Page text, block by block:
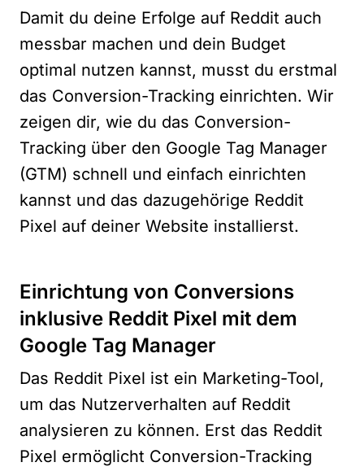
Damit du deine Erfolge auf Reddit auch
messbar machen und dein Budget
optimal nutzen kannst, musst du erstmal
das Conversion-Tracking einrichten. Wir
zeigen dir, wie du das Conversion-
Tracking über den Google Tag Manager
(GTM) schnell und einfach einrichten
kannst und das dazugehörige Reddit
Pixel auf deiner Website installierst.
Einrichtung von Conversions
inklusive Reddit Pixel mit dem
Google Tag Manager
Das Reddit Pixel ist ein Marketing-Tool,
um das Nutzerverhalten auf Reddit
analysieren zu können. Erst das Reddit
Pixel ermöglicht Conversion-Tracking